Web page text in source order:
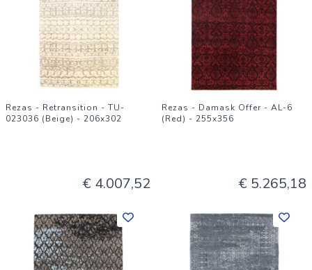
Rezas - Retransition - TU-
023036 (Beige) - 206x302
€ 4.007,52
Rezas - Damask Offer - AL-6
(Red) - 255x356
€ 5.265,18